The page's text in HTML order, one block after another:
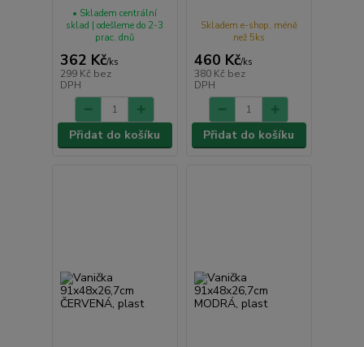
362 Kč/ks
299 Kč bez
DPH
• Skladem centrální
sklad | odešleme do 2-3
prac. dnů
Přidat do košíku
460 Kč/ks
380 Kč bez
DPH
Skladem e-shop, méně
než 5ks
Přidat do košíku